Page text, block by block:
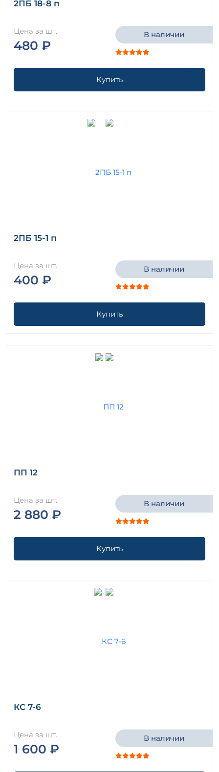
2ПБ 18-8 п
Цена за шт.
480 ₽
В наличии
Купить
2ПБ 15-1 п
Цена за шт.
400 ₽
В наличии
Купить
ПП 12
Цена за шт.
2 880 ₽
В наличии
Купить
КС 7-6
Цена за шт.
1 600 ₽
В наличии